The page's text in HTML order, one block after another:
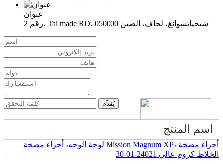
عنوان
رقم 2، Tai made RD، شيجياتشوانغ، لحاف، الصين 050000
اسم المنتج
لوحة الوجه، أجزاء مضخة Mission Magnum XP، أجزاء مضخة
الخلاط كروم عالي 24021-01-30